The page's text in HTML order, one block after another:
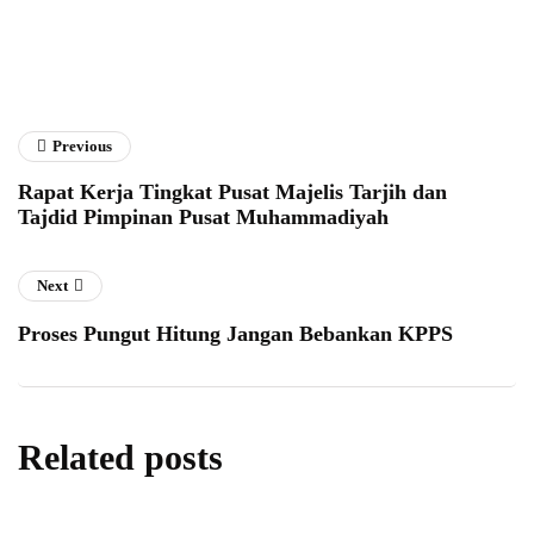
Previous
Rapat Kerja Tingkat Pusat Majelis Tarjih dan
Tajdid Pimpinan Pusat Muhammadiyah
Next
Proses Pungut Hitung Jangan Bebankan KPPS
Related posts